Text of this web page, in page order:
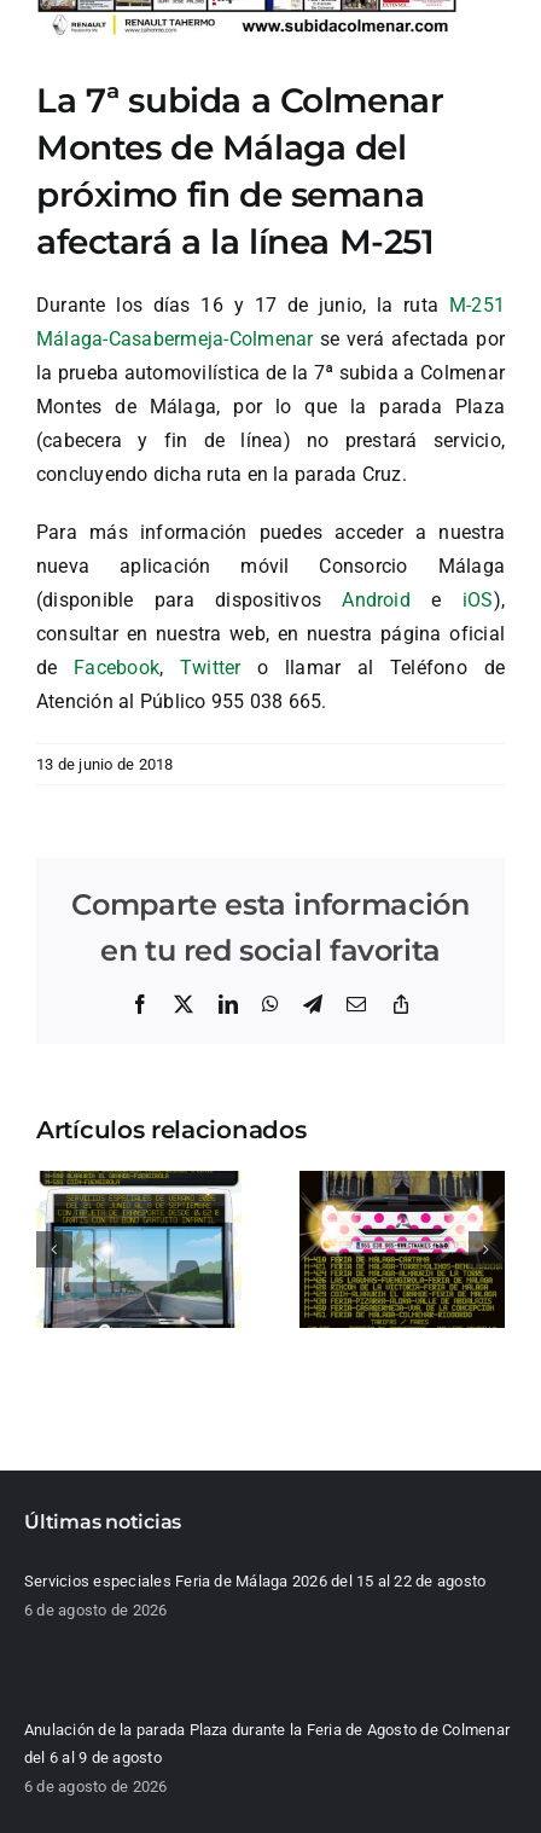
La 7ª subida a Colmenar
Montes de Málaga del
próximo fin de semana
afectará a la línea M-251
Durante los días 16 y 17 de junio, la ruta M-251
Málaga-Casabermeja-Colmenarse verá afectada por
la prueba automovilística de la 7ª subida a Colmenar
Montes de Málaga, por lo que la parada Plaza
(cabecera y fin de línea) no prestará servicio,
concluyendo dicha ruta en la parada Cruz.
Para más información puedes acceder a nuestra
nueva aplicación móvil Consorcio Málaga
(disponible para dispositivosAndroid e iOS),
consultar en nuestra web, en nuestra página oficial
de Facebook, Twittero llamar al Teléfono de
Atención al Público 955 038 665.
13 de junio de 2018
Comparte esta información
en tu red social favorita
Facebook LinkedInWhatsApp
Telegram
Correo
Artículos relacionados
Últimas noticias
Servicios especiales Feria de Málaga 2026 del 15 al 22 de agosto
6 de agosto de 2026
Anulación de la parada Plaza durante la Feria de Agosto de Colmenar
del 6 al 9 de agosto
6 de agosto de 2026